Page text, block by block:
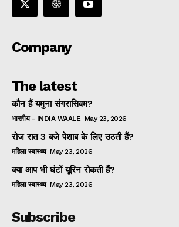
Company
The latest
कौन हैं यमुना संगरासिवम?
भारतीय - INDIA WAALE May 23, 2026
रोज रात 3 बजे पेशाब के लिए उठती हैं?
महिला स्वास्थ्य May 23, 2026
क्या आप भी घंटों यूरिन रोकती हैं?
महिला स्वास्थ्य May 23, 2026
Subscribe